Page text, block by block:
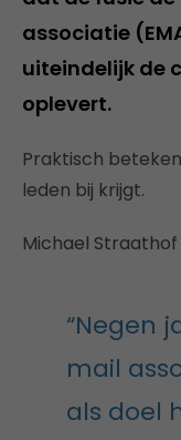
associatie
uiteindelijk de
oplevert.
Praktisch
leden bij krijgt.
Michael
“Negen
mail
als doel